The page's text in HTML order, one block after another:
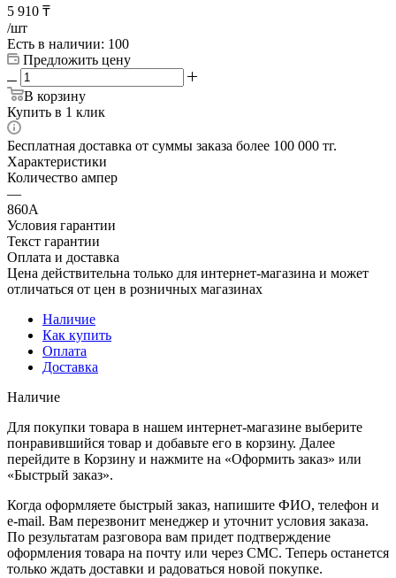
5 910 ₸
/шт
Есть в наличии: 100
Предложить цену
В корзину
Купить в 1 клик
Бесплатная доставка от суммы заказа более 100 000 тг.
Характеристики
Количество ампер
—
860А
Условия гарантии
Текст гарантии
Оплата и доставка
Цена действительна только для интернет-магазина и может
отличаться от цен в розничных магазинах
Наличие
Как купить
Оплата
Доставка
Наличие
Для покупки товара в нашем интернет-магазине выберите
понравившийся товар и добавьте его в корзину. Далее
перейдите в Корзину и нажмите на «Оформить заказ» или
«Быстрый заказ».
Когда оформляете быстрый заказ, напишите ФИО, телефон и
e-mail. Вам перезвонит менеджер и уточнит условия заказа.
По результатам разговора вам придет подтверждение
оформления товара на почту или через СМС. Теперь останется
только ждать доставки и радоваться новой покупке.